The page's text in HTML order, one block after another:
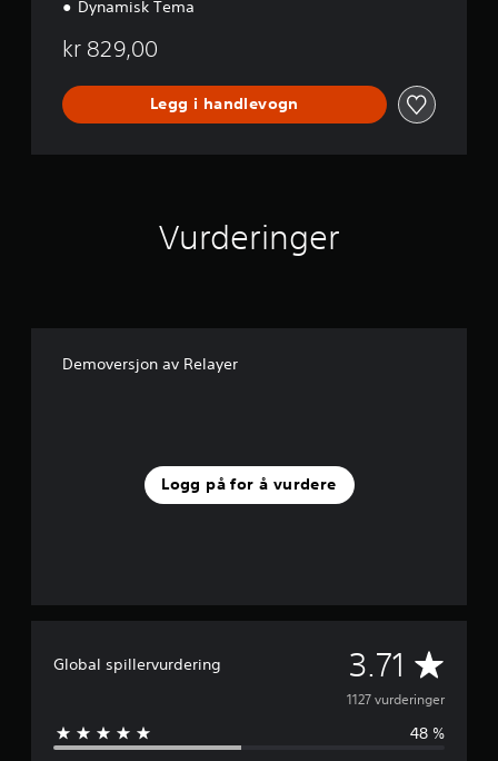
Dynamisk Tema
kr 829,00
Legg i handlevogn
Vurderinger
Demoversjon av Relayer
Logg på for å vurdere
Global spillervurdering 3.71 G
j
e
1127 vurderinger
48 %